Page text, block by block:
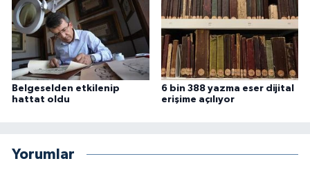
Belgeselden etkilenip
hattat oldu
6 bin 388 yazma eser dijital
erişime açılıyor
Yorumlar